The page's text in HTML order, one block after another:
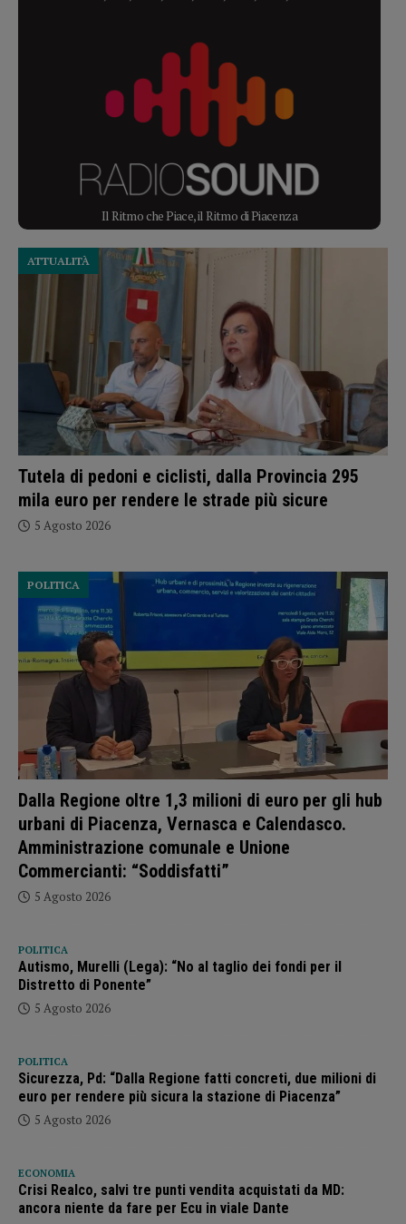
Il Ritmo che Piace, il Ritmo di Piacenza
Tutela di pedoni e ciclisti, dalla Provincia 295
mila euro per rendere le strade più sicure
ATTUALITÀ
5 Agosto 2026
Dalla Regione oltre 1,3 milioni di euro per gli hub
urbani di Piacenza, Vernasca e Calendasco.
Amministrazione comunale e Unione
Commercianti: “Soddisfatti”
POLITICA
5 Agosto 2026
POLITICA
Autismo, Murelli (Lega): “No al taglio dei fondi per il
Distretto di Ponente”
5 Agosto 2026
POLITICA
Sicurezza, Pd: “Dalla Regione fatti concreti, due milioni di
euro per rendere più sicura la stazione di Piacenza”
5 Agosto 2026
ECONOMIA
Crisi Realco, salvi tre punti vendita acquistati da MD:
ancora niente da fare per Ecu in viale Dante